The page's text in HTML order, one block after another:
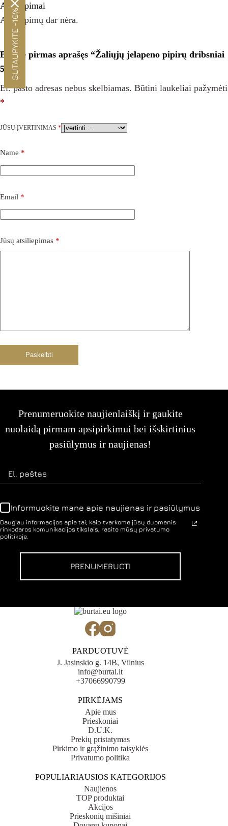
Atsiliepimai
Atsiliepimų dar nėra.
Būkite pirmas aprašęs “Žaliųjų jelapeno pipirų dribsniai
50g”
El. pašto adresas nebus skelbiamas. Būtini laukeliai pažymėti
*
JŪSŲ ĮVERTINIMAS *
Name *
Email *
Jūsų atsiliepimas *
Paskelbti
Prenumeruokite naujienlaiškį ir gaukite
nuolaidą pirmam apsipirkimui bei išskirtinius
pasiūlymus ir naujienas!
Informuokite mane apie naujienas ir pasiūlymus
Daugiau informacijos apie tai, kaip tvarkome jūsų duomenis
rinkodaros komunikacijos tikslais, rasite mūsų privatumo
politikoje.
PRENUMERUOTI
PARDUOTUVĖ
J. Jasinskio g. 14B, Vilnius
info@burtai.lt
+37066990799
PIRKĖJAMS
Apie mus
Prieskoniai
D.U.K.
Prekių pristatymas
Pirkimo ir grąžinimo taisyklės
Privatumo politika
POPULIARIAUSIOS KATEGORIJOS
Naujienos
TOP produktai
Akcijos
Prieskonių mišiniai
SUTAUPYKITE -10%